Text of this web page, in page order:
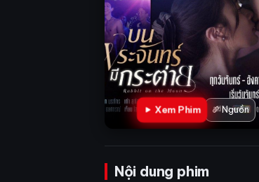
Xem Phim Nguồn
Nội dung phim